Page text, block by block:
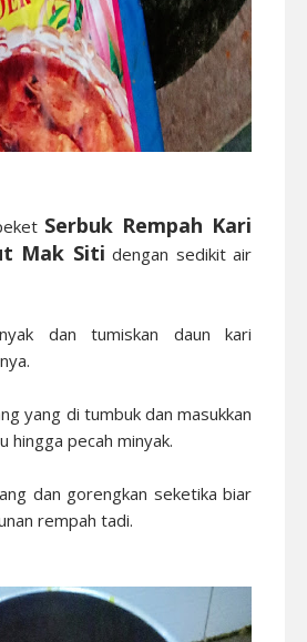
Serbuk Rempah Kari
Mak Siti dengan sedikit air
dan tumiskan daun kari
yang di tumbuk dan masukkan
hingga pecah minyak.
dan gorengkan seketika biar
rempah tadi.